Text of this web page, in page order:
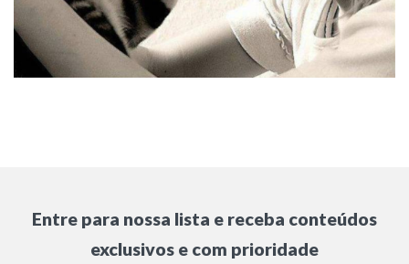
Entre para nossa lista e receba conteúdos
exclusivos e com prioridade